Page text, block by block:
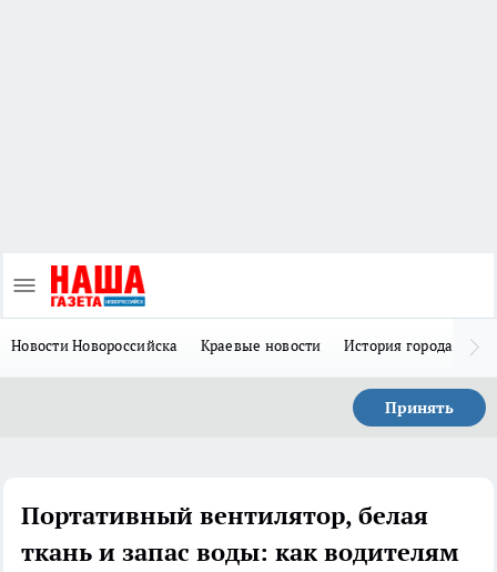
Новости Новороссийска Краевые новости История города Н
Принять
Портативный вентилятор, белая
ткань и запас воды: как водителям